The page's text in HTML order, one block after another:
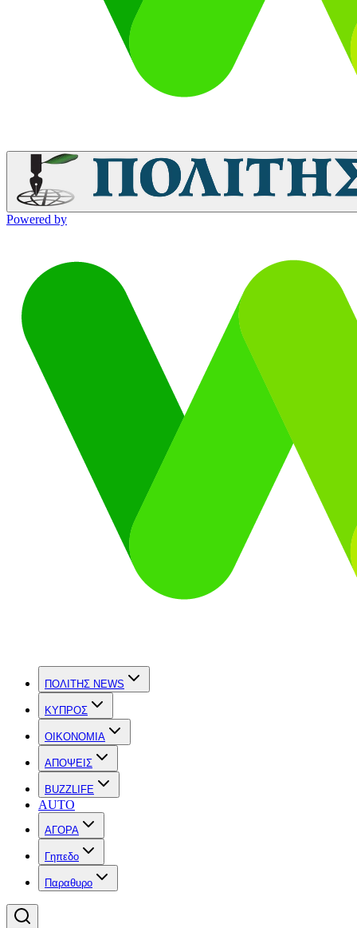
Powered by
ΠΟΛΙΤΗΣ NEWS
ΚΥΠΡΟΣ
OIKONOMIA
ΑΠΟΨΕΙΣ
BUZZLIFE
AUTO
ΑΓΟΡΑ
Γηπεδο
Παραθυρο